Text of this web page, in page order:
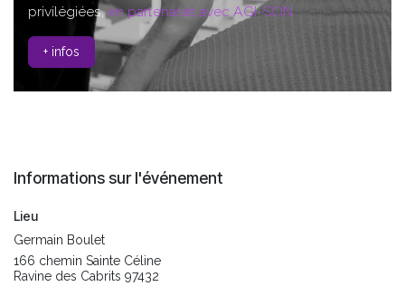
privilégiées,en partenariat avec AGI-SON.
+ infos
Informations sur l'événement
Lieu
Germain Boulet
166 chemin Sainte Céline
Ravine des Cabrits 97432